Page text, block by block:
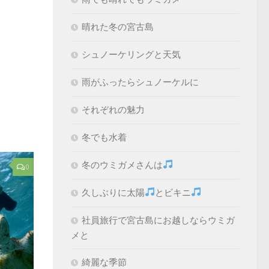
0
晴れた冬の宮古島
シュノーケリングと天気
雨がふったらシュノーケルに
それぞれの魅力
冬でも水着
冬のウミガメさんは
久しぶりに太陽 とビキニ
社員旅行で宮古島にお越しならウミガ
メと
綺麗な季節